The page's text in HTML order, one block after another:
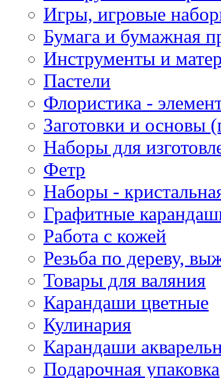
Игры, игровые
Бумага и бумажная
Инструменты и
Пастели
Флористика -
Заготовки и основы
Наборы для
Фетр
Наборы -
Графитные
Работа с кожей
Резьба по дереву,
Товары для валяния
Карандаши цветные
Кулинария
Карандаши
Подарочная упаковка